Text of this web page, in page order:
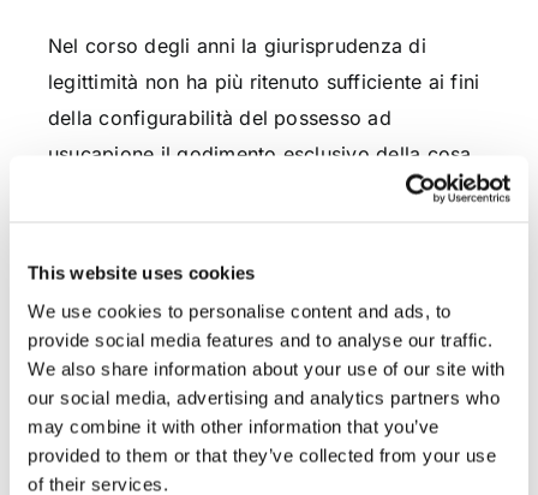
This website uses cookies
We use cookies to personalise content and ads, to
provide social media features and to analyse our traffic.
We also share information about your use of our site with
our social media, advertising and analytics partners who
may combine it with other information that you’ve
provided to them or that they’ve collected from your use
of their services.
Nel corso degli anni la giurisprudenza di
legittimità non ha più ritenuto sufficiente ai fini
della configurabilità del possesso ad
usucapione il godimento esclusivo della cosa
manifestazione del dominio esclusivo sulla
cosa attraverso un’attività apertamente
contrastante e incompatibile con il possesso
altri in modo tale da evidenziare una
inequivoca volontà di possedere uti dominus e
non più uti con dominus ( Cass. 19478/07).